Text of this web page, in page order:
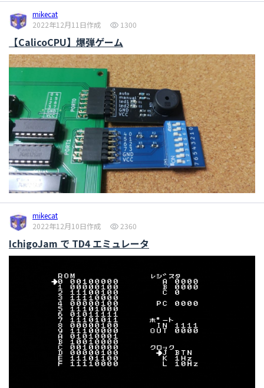
mikecat
2022年12月11日作成
1300
【CalicoCPU】爆弾ゲーム
mikecat
2022年12月10日作成
2360
IchigoJam で TD4 エミュレータ